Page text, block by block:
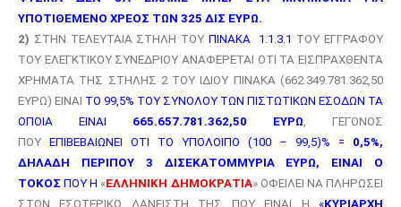
ΥΠΟΤΙΘΕΜΕΝΟ ΧΡΕΟΣ ΤΩΝ 325 ΔΙΣ ΕΥΡΩ.
2) ΣΤΗΝ ΤΕΛΕΥΤΑΙΑ ΣΤΗΛΗ ΤΟΥ ΠΙΝΑΚΑ 1.1.3.1 ΤΟΥ ΕΓΓΡΑΦΟΥ
ΤΟΥ ΕΛΕΓΚΤΙΚΟΥ ΣΥΝΕΔΡΙΟΥ ΑΝΑΦΕΡΕΤΑΙ ΟΤΙ ΤΑ ΕΙΣΠΡΑΧΘΕΝΤΑ
ΧΡΗΜΑΤΑ ΤΗΣ ΣΤΗΛΗΣ 2 ΤΟΥ ΙΔΙΟΥ ΠΙΝΑΚΑ (662.349.781.362,50
ΕΥΡΩ) ΕΙΝΑΙ ΤΟ 99,5% ΤΟΥ ΣΥΝΟΛΟΥ ΤΩΝ ΠΙΣΤΩΤΙΚΩΝ ΕΣΟΔΩΝ ΤΑ
ΟΠΟΙΑ ΕΙΝΑΙ 665.657.781.362,50 ΕΥΡΩ, ΓΕΓΟΝΟΣ
ΠΟΥ ΕΠΙΒΕΒΑΙΩΝΕΙ ΟΤΙ ΤΟ ΥΠΟΛΟΙΠΟ (100 – 99,5)% = 0,5%,
ΔΗΛΑΔΗ ΠΕΡΙΠΟΥ 3 ΔΙΣΕΚΑΤΟΜΜΥΡΙΑ ΕΥΡΩ, ΕΙΝΑΙ Ο
ΤΟΚΟΣ ΠΟΥ Η«ΕΛΛΗΝΙΚΗ ΔΗΜΟΚΡΑΤΙΑ» ΟΦΕΙΛΕΙ ΝΑ ΠΛΗΡΩΣΕΙ
ΣΤΟΝ ΕΣΩΤΕΡΙΚΟ ΔΑΝΕΙΣΤΗ ΤΗΣ ΠΟΥ ΕΙΝΑΙ Η «ΚΥΡΙΑΡΧΗ